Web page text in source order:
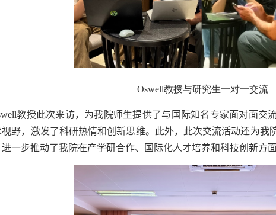
Oswell教授与研究生一对一交流
教授此次来访，为我院师生提供了与国际知名专家面对面交
野，激发了科研热情和创新思维。此外，此次交流活动还为我
一步推动了我院在产学研合作、国际化人才培养和科技创新方面